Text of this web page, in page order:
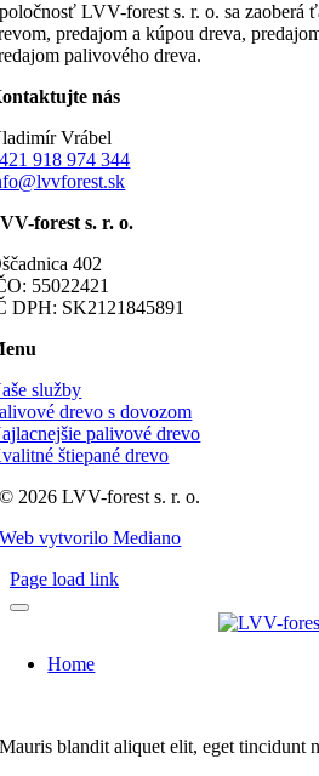
LVV-forest s. r. o. sa zaoberá
predajom a kúpou dreva,
palivového dreva.
nás
Vrábel
918 974 344
forest s. r. o.
402
55022421
DPH: SK2121845891
služby
drevo s dovozom
palivové drevo
štiepané drevo
© 2026 LVV-forest s. r. o.
Web vytvorilo Mediano
Page load link
Home
Mauris blandit aliquet elit, eget tincidunt